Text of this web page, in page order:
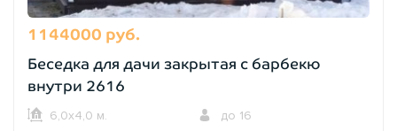
1144000 руб.
Беседка для дачи закрытая с барбекю
внутри 2616
6,0х4,0 м. до 16